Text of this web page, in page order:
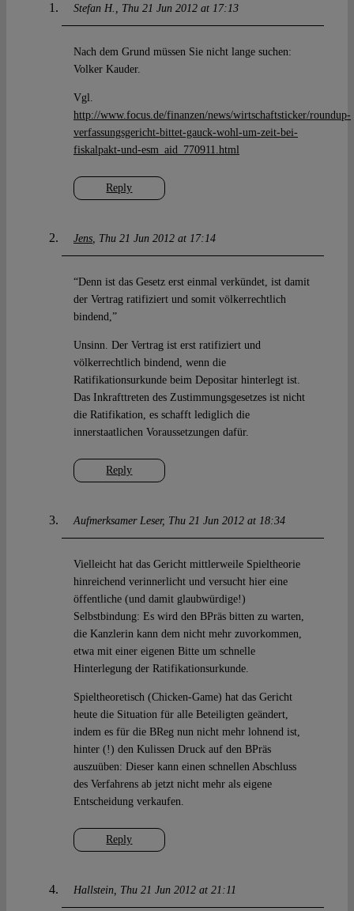
Stefan H. Thu 21 Jun 2012 at 17:13
Reply
Nach dem Grund müssen Sie nicht lange suchen:
Volker Kauder.
Vgl.
http://www.focus.de/finanzen/news/wirtschaftsticker/roundup-
verfassungsgericht-bittet-gauck-wohl-um-zeit-bei-
fiskalpakt-und-esm_aid_770911.html
Jens Thu 21 Jun 2012 at 17:14
Reply
“Denn ist das Gesetz erst einmal verkündet, ist damit
der Vertrag ratifiziert und somit völkerrechtlich
bindend,”
Unsinn. Der Vertrag ist erst ratifiziert und
völkerrechtlich bindend, wenn die
Ratifikationsurkunde beim Depositar hinterlegt ist.
Das Inkrafttreten des Zustimmungsgesetzes ist nicht
die Ratifikation, es schafft lediglich die
innerstaatlichen Voraussetzungen dafür.
Aufmerksamer Leser Thu 21 Jun 2012 at 18:34
Reply
Vielleicht hat das Gericht mittlerweile Spieltheorie
hinreichend verinnerlicht und versucht hier eine
öffentliche (und damit glaubwürdige!)
Selbstbindung: Es wird den BPräs bitten zu warten,
die Kanzlerin kann dem nicht mehr zuvorkommen,
etwa mit einer eigenen Bitte um schnelle
Hinterlegung der Ratifikationsurkunde.
Spieltheoretisch (Chicken-Game) hat das Gericht
heute die Situation für alle Beteiligten geändert,
indem es für die BReg nun nicht mehr lohnend ist,
hinter (!) den Kulissen Druck auf den BPräs
auszuüben: Dieser kann einen schnellen Abschluss
des Verfahrens ab jetzt nicht mehr als eigene
Entscheidung verkaufen.
Hallstein Thu 21 Jun 2012 at 21:11